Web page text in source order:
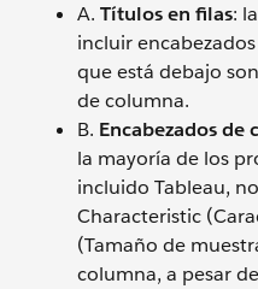
A. Títulos en filas:
incluir
que está debajo
de columna.
B. Encabezados de
la mayoría de los
incluido Tableau,
Characteristic
(Tamaño de
columna, a pesar